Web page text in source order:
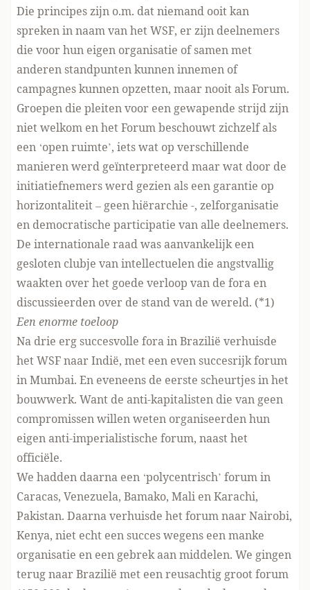
Die principes zijn o.m. dat niemand ooit kan
spreken in naam van het WSF, er zijn deelnemers
die voor hun eigen organisatie of samen met
anderen standpunten kunnen innemen of
campagnes kunnen opzetten, maar nooit als Forum.
Groepen die pleiten voor een gewapende strijd zijn
niet welkom en het Forum beschouwt zichzelf als
een ‘open ruimte’, iets wat op verschillende
manieren werd geïnterpreteerd maar wat door de
initiatiefnemers werd gezien als een garantie op
horizontaliteit – geen hiërarchie -, zelforganisatie
en democratische participatie van alle deelnemers.
De internationale raad was aanvankelijk een
gesloten clubje van intellectuelen die angstvallig
waakten over het goede verloop van de fora en
discussieerden over de stand van de wereld. (*1)
Een enorme toeloop
Na drie erg succesvolle fora in Brazilië verhuisde
het WSF naar Indië, met een even succesrijk forum
in Mumbai. En eveneens de eerste scheurtjes in het
bouwwerk. Want de anti-kapitalisten die van geen
compromissen willen weten organiseerden hun
eigen anti-imperialistische forum, naast het
officiële.
We hadden daarna een ‘polycentrisch’ forum in
Caracas, Venezuela, Bamako, Mali en Karachi,
Pakistan. Daarna verhuisde het forum naar Nairobi,
Kenya, niet echt een succes wegens een manke
organisatie en een gebrek aan middelen. We gingen
terug naar Brazilië met een reusachtig groot forum